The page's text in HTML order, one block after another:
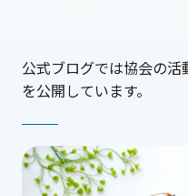
公式ブログでは協会の
を公開しています。